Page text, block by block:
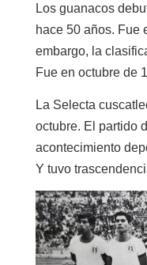
Los guanacos
hace 50 años. Fue
embargo, la
Fue en octubre de
La Selecta
octubre. El partido
acontecimiento
Y tuvo